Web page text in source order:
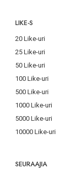
LIKE-S
20 Like-uri
25 Like-uri
50 Like-uri
100 Like-uri
500 Like-uri
1000 Like-uri
5000 Like-uri
10000 Like-uri
SEURAAJIA